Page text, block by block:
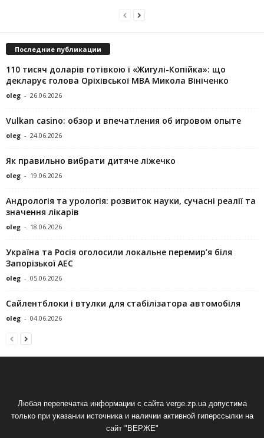
Последние публикации
110 тисяч доларів готівкою і «Жигулі-Копійка»: що
декларує голова Оріхівської МВА Микола Вініченко
oleg - 26.06.2026
Vulkan casino: обзор и впечатления об игровом опыте
oleg - 24.06.2026
Як правильно вибрати дитяче ліжечко
oleg - 19.06.2026
Андрологія та урологія: розвиток науки, сучасні реалії та
значення лікарів
oleg - 18.06.2026
Україна та Росія оголосили локальне перемир’я біля
Запорізької АЕС
oleg - 05.06.2026
Сайлентблоки і втулки для стабілізатора автомобіля
oleg - 04.06.2026
Любая перепечатка информации с сайта verge.zp.ua допустима
только при указании источника и наличии активной гиперссылки на
сайт "ВЕРЖЕ"